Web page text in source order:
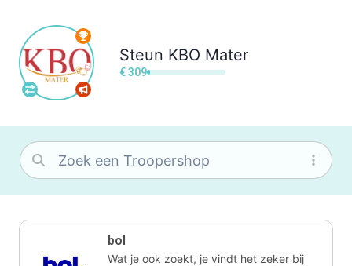
Steun KBO Mater
€ 309
bol
Wat je ook zoekt, je vindt het zeker bij